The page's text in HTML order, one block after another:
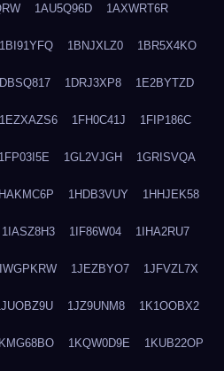
1AU5Q96D 1AXWRT6R
1BI91YFQ 1BNJXLZ0 1BR5X4KO
1DRJ3XP8 1E2BYTZD
1EZXAZS6 1FH0C41J 1FIP186C
1FP03I5E 1GL2VJGH 1GRISVQA
1HDB3VUY 1HHJEK58
1IASZ8H3 1IF86W04 1IHA2RU7
1JEZBYO7 1JFVZL7X
1JZ9UNM8 1K1OOBX2
1KQW0D9E 1KUB22OP